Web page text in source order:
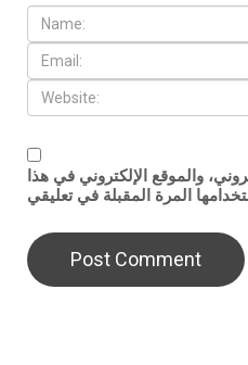
والموقع الإلكتروني في هذا